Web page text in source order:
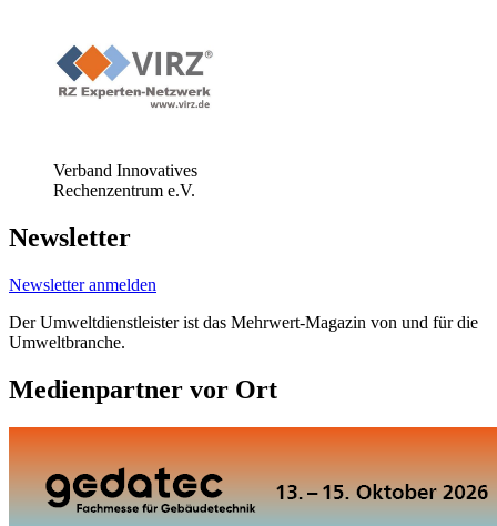
Verband Innovatives
Rechenzentrum e.V.
Newsletter
Newsletter anmelden
Der Umweltdienstleister ist das Mehrwert-Magazin von und für die
Umweltbranche.
Medienpartner vor Ort